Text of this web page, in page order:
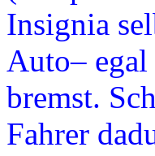
Insignia
Auto–
bremst.
Fahrer